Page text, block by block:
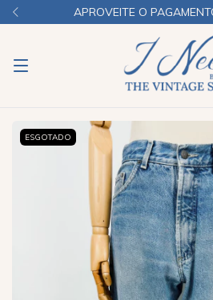
APROVEITE O
ESGOTADO